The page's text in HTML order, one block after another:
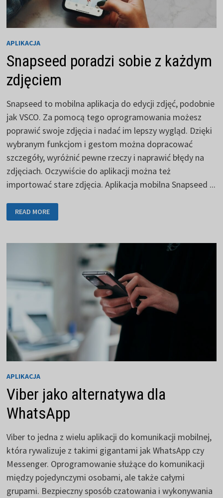
APLIKACJA
Snapseed poradzi sobie z każdym
zdjęciem
Snapseed to mobilna aplikacja do edycji zdjęć, podobnie
jak VSCO. Za pomocą tego oprogramowania możesz
poprawić swoje zdjęcia i nadać im lepszy wygląd. Dzięki
wybranym funkcjom i gestom można dopracować
szczegóły, wyróżnić pewne rzeczy i naprawić błędy na
zdjęciach. Oczywiście do aplikacji można też
importować stare zdjęcia. Aplikacja mobilna Snapseed ...
SNAPSEED
PORADZI
SOBIE
ZDJĘCIEM
READ MORE
APLIKACJA
Viber jako alternatywa dla
WhatsApp
Viber to jedna z wielu aplikacji do komunikacji mobilnej,
która rywalizuje z takimi gigantami jak WhatsApp czy
Messenger. Oprogramowanie służące do komunikacji
między pojedynczymi osobami, ale także całymi
grupami. Bezpieczny sposób czatowania i wykonywania